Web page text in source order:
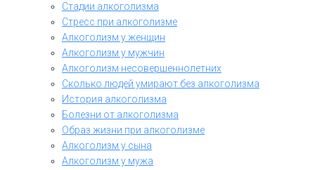
Стадии алкоголизма
Стресс при алкоголизме
Алкоголизм у женщин
Алкоголизм у мужчин
Алкоголизм несовершеннолетних
Сколько людей умирают без алкоголизма
История алкоголизма
Болезни от алкоголизма
Образ жизни при алкоголизме
Алкоголизм у сына
Алкоголизм у мужа